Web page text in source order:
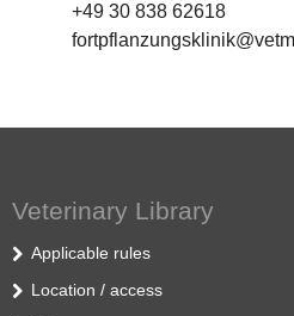
+49 30 838 62618
Veterinary Library
Applicable rules
Location / access